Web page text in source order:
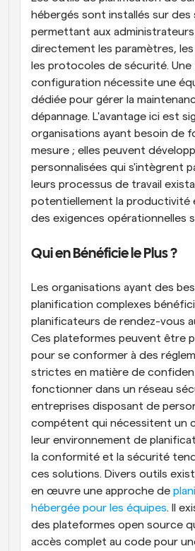
hébergés sont installés sur des
permettant aux
directement les paramètres,
les protocoles de sécurité. Une
configuration nécessite une
dédiée pour gérer la
dépannage. L'avantage ici est
organisations ayant besoin de
mesure ; elles peuvent
personnalisées qui s'intègrent
leurs processus de travail
potentiellement la productivité
des exigences opérationnelles
Qui en Bénéficie le Plus ?
Les organisations ayant des
planification complexes
planificateurs de rendez-vous
Ces plateformes peuvent être
pour se conformer à des
strictes en matière de
fonctionner dans un réseau
entreprises disposant de
compétent qui nécessitent un
leur environnement de
la conformité et la sécurité
ces solutions. Divers outils
en œuvre une approche de
hébergée pour les équipes. Il
des plateformes open source
accès complet au code pour